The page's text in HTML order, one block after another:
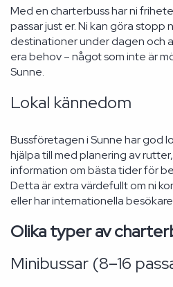
Med en charterbuss har ni
passar just er. Ni kan göra stopp
destinationer under dagen och
era behov – något som inte är
Sunne.
Lokal kännedom
Bussföretagen i Sunne har god
hjälpa till med planering av
information om bästa tider för
Detta är extra värdefullt om ni
eller har internationella
Olika typer av
Minibussar (8–16